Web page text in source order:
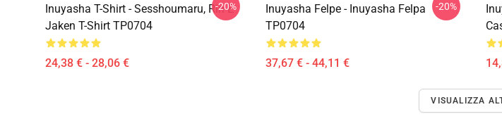
Inuyasha T-Shirt - Sesshoumaru, Rin E
Jaken T-Shirt TP0704
24,38 € - 28,06 €
-20%
Inuyasha Felpe - Inuyasha Felpa
TP0704
37,67 € - 44,11 €
-20%
VISUALIZZA